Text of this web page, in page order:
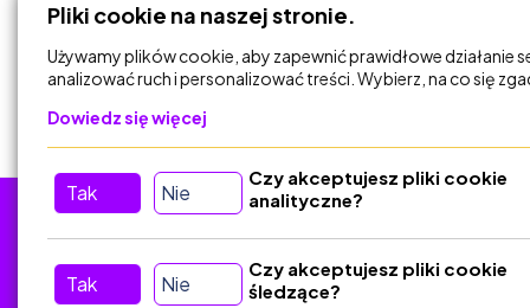
DODAJ DO
KOSZYKA
Kontakt
Pliki cookie na naszej stronie.
Używamy plików cookie, aby zapewnić prawidłowe działanie
analizować ruch i personalizować treści. Wybierz, na co się
Dowiedz się więcej
Tak Nie
Czy akceptujesz pliki cookie
analityczne?
Tak Nie
Czy akceptujesz pliki cookie
śledzące?